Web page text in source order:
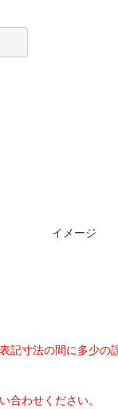
イメージ
寸法の間に多少の
合わせください。